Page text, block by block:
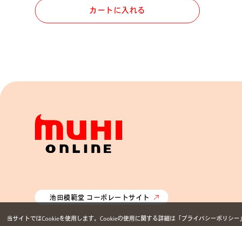
カートに入れる
池田模範堂 コーポレートサイト
当サイトではCookieを使用します。Cookieの使用に関する詳細は「 プライバシーポリシー